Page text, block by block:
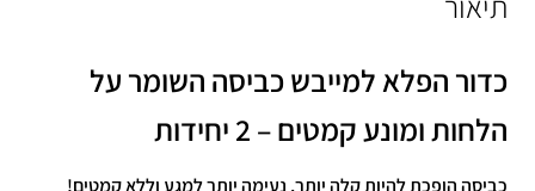
כדור הפלא למייבש כביסה השומר על
הלחות ומונע קמטים – 2 יחידות
כביסה הופכת להיות קלה יותר, נעימה יותר למגע וללא קמטים!